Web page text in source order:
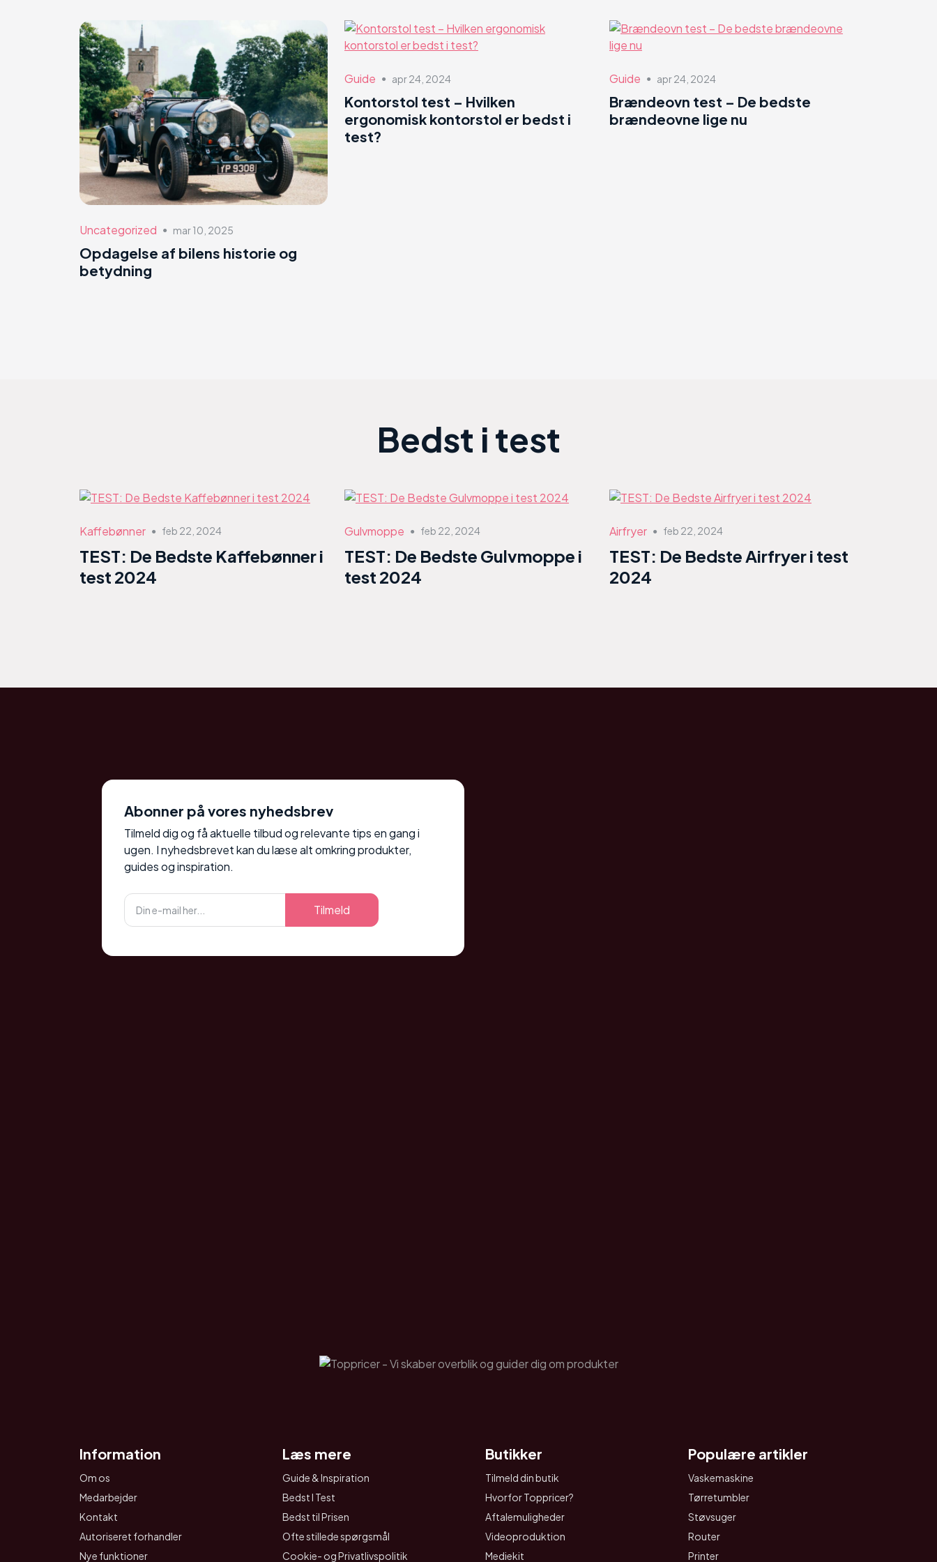
Uncategorized ● mar 10, 2025
Opdagelse af bilens historie og
betydning
Guide ● apr 24, 2024
Kontorstol test – Hvilken
ergonomisk kontorstol er bedst i
test?
Guide ● apr 24, 2024
Brændeovn test – De bedste
brændeovne lige nu
Bedst i test
Kaffebønner ● feb 22, 2024
TEST: De Bedste Kaffebønner i
test 2024
Gulvmoppe ● feb 22, 2024
TEST: De Bedste Gulvmoppe i
test 2024
Airfryer ● feb 22, 2024
TEST: De Bedste Airfryer i test
2024
Abonner på vores nyhedsbrev
Tilmeld dig og få aktuelle tilbud og relevante tips en gang i
ugen. I nyhedsbrevet kan du læse alt omkring produkter,
guides og inspiration.
Tilmeld
Information
Om os
Medarbejder
Kontakt
Autoriseret forhandler
Nye funktioner
Læs mere
Guide & Inspiration
Bedst I Test
Bedst til Prisen
Ofte stillede spørgsmål
Cookie- og Privatlivspolitik
Butikker
Tilmeld din butik
Hvorfor Toppricer?
Aftalemuligheder
Videoproduktion
Mediekit
Populære artikler
Vaskemaskine
Tørretumbler
Støvsuger
Router
Printer